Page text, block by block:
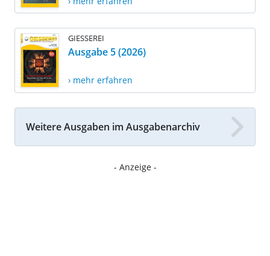
GIESSEREI
Ausgabe 5 (2026)
› mehr erfahren
Weitere Ausgaben im Ausgabenarchiv
- Anzeige -